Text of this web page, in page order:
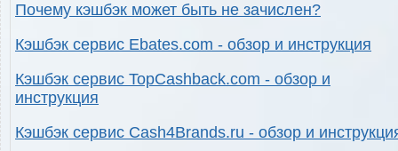
Почему кэшбэк может быть не зачислен?
Кэшбэк сервис Ebates.com - обзор и инструкция
Кэшбэк сервис TopCashback.com - обзор и
инструкция
Кэшбэк сервис Cash4Brands.ru - обзор и